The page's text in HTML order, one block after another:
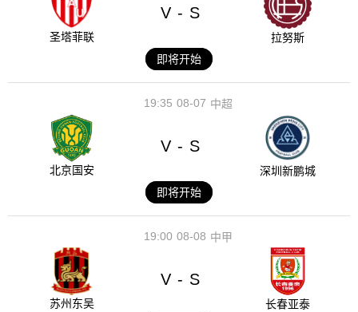
圣塔菲联
V - S
拉努斯
即将开始
08-07
19:35 中超
北京国安
V - S
深圳新鹏城
即将开始
08-08
19:00 中甲
苏州东吴
V - S
长春亚泰